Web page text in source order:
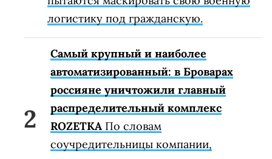
логистику под гражданскую.
Самый крупный и наиболее
автоматизированный: в Броварах
россияне уничтожили главный
распределительный комплекс
ROZETKA По словам
соучредительницы компании,